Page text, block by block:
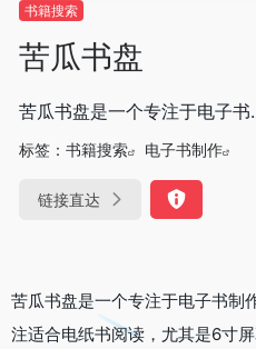
书籍搜索
苦瓜书盘
苦瓜书盘是一个专注于电子书
标签： 书籍搜索 电子书制作
链接直达
苦瓜书盘是一个专注于电子书制
注适合电纸书阅读，尤其是6寸